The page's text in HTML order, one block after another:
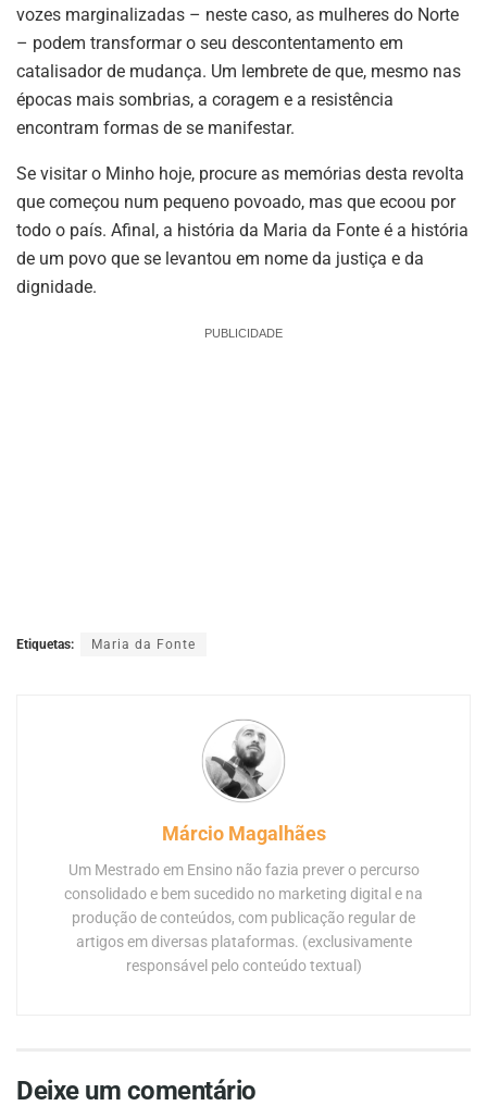
vozes marginalizadas – neste caso, as mulheres do Norte
– podem transformar o seu descontentamento em
catalisador de mudança. Um lembrete de que, mesmo nas
épocas mais sombrias, a coragem e a resistência
encontram formas de se manifestar.
Se visitar o Minho hoje, procure as memórias desta revolta
que começou num pequeno povoado, mas que ecoou por
todo o país. Afinal, a história da Maria da Fonte é a história
de um povo que se levantou em nome da justiça e da
dignidade.
PUBLICIDADE
Etiquetas: Maria da Fonte
Márcio Magalhães
Um Mestrado em Ensino não fazia prever o percurso
consolidado e bem sucedido no marketing digital e na
produção de conteúdos, com publicação regular de
artigos em diversas plataformas. (exclusivamente
responsável pelo conteúdo textual)
Deixe um comentário